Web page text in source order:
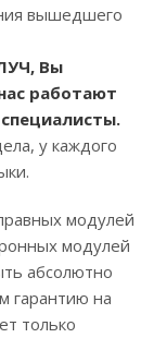
вышедшего
Вы
работают
у каждого
модулей
модулей
абсолютно
гарантию на
только